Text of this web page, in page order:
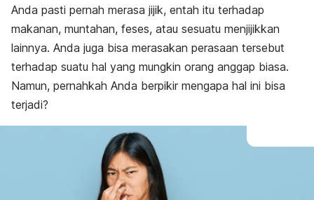
Anda pasti pernah merasa jijik, entah itu terhadap
makanan, muntahan, feses, atau sesuatu menjijikkan
lainnya. Anda juga bisa merasakan perasaan tersebut
terhadap suatu hal yang mungkin orang anggap biasa.
Namun, pernahkah Anda berpikir mengapa hal ini bisa
terjadi?